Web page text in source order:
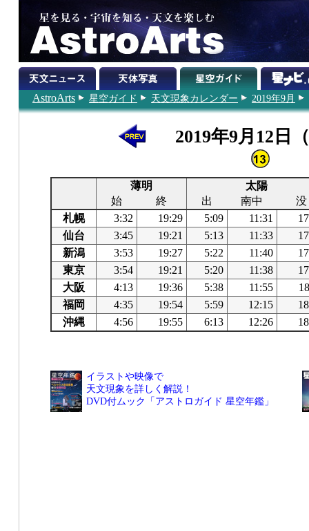
AstroArts 星空ガイド 天文現象カレンダー 2019年9月
2019年9月12日
薄明
太陽
始
終 出 南中
没
札幌
3:32 19:29 5:09 11:31
仙台
3:45 19:21 5:13 11:33
新潟
3:53 19:27 5:22 11:40
東京
3:54 19:21 5:20 11:38
大阪
4:13 19:36 5:38 11:55
福岡
4:35 19:54 5:59 12:15
沖縄
4:56 19:55 6:13 12:26
イラストや映像で
天文現象を詳しく解説！
DVD付ムック「アストロガイド 星空年鑑」